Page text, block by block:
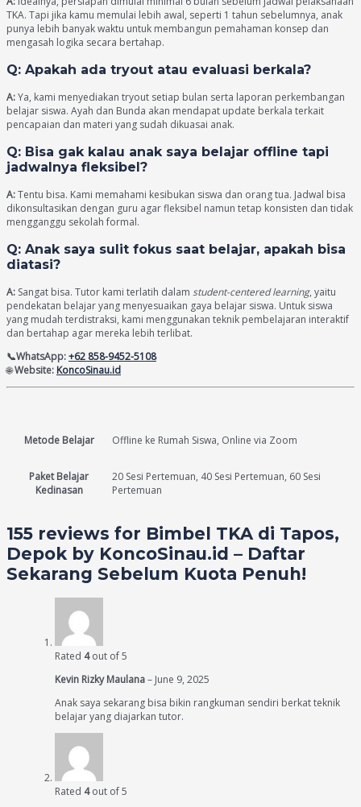
TKA. Tapi jika kamu memulai lebih awal, seperti 1 tahun sebelumnya, anak
punya lebih banyak waktu untuk membangun pemahaman konsep dan
mengasah logika secara bertahap.
Q: Apakah ada tryout atau evaluasi berkala?
A:Ya, kami menyediakan tryout setiap bulan serta laporan perkembangan
belajar siswa. Ayah dan Bunda akan mendapat update berkala terkait
pencapaian dan materi yang sudah dikuasai anak.
Q: Bisa gak kalau anak saya belajar offline tapi
jadwalnya fleksibel?
A:Tentu bisa. Kami memahami kesibukan siswa dan orang tua. Jadwal bisa
dikonsultasikan dengan guru agar fleksibel namun tetap konsisten dan tidak
mengganggu sekolah formal.
Q: Anak saya sulit fokus saat belajar, apakah bisa
diatasi?
A: Sangat bisa. Tutor kami terlatih dalam student-centered learning, yaitu
pendekatan belajar yang menyesuaikan gaya belajar siswa. Untuk siswa
yang mudah terdistraksi, kami menggunakan teknik pembelajaran interaktif
dan bertahap agar mereka lebih terlibat.
📞WhatsApp:+62 858-9452-5108
🌐Website: KoncoSinau.id
Metode Belajar Offline ke Rumah Siswa, Online via Zoom
Paket Belajar
Kedinasan
20 Sesi Pertemuan, 40 Sesi Pertemuan, 60 Sesi
Pertemuan
155 reviews for Bimbel TKA di Tapos,
Depok by KoncoSinau.id – Daftar
Sekarang Sebelum Kuota Penuh!
Rated 4out of 5
Kevin Rizky Maulana– June 9, 2025
Anak saya sekarang bisa bikin rangkuman sendiri berkat teknik
belajar yang diajarkan tutor.
Rated 4out of 5